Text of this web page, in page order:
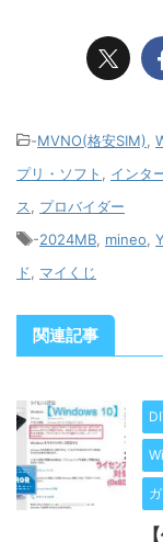
-MVNO(格安SIM)
プリ・ソフト
インタ
ス
プロバイダー
-2024MB mineo
ド
マイくじ
関連記事